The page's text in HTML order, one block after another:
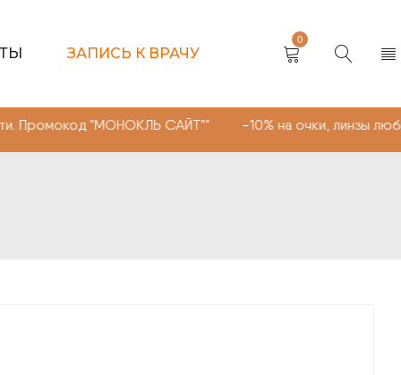
ЗАПИСЬ К ВРАЧУ
0
САЙТ"" -10% на очки, линзы